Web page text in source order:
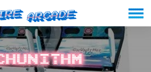
Arcade